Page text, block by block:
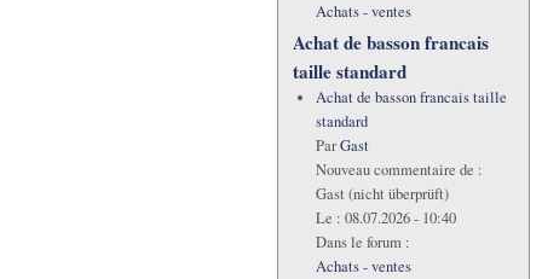
Achats - ventes
Achat de basson francais
taille standard
Achat de basson francais taille
standard
ParGast
Nouveau commentaire de :
Gast (nicht überprüft)
Le : 08.07.2026 - 10:40
Dans le forum :
Achats - ventes